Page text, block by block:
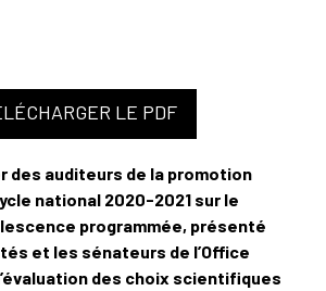
LE PDF
des auditeurs de la promotion
national 2020-2021 sur le
programmée, présenté
et les sénateurs de l’Office
des choix scientifiques